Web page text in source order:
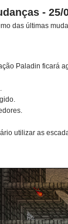
- 25/
das últimas
Paladin
utilizar as